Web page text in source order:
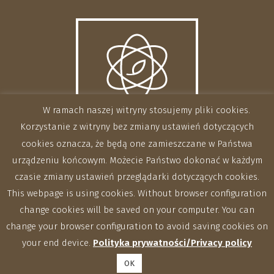
W ramach naszej witryny stosujemy pliki cookies.
Korzystanie z witryny bez zmiany ustawień dotyczących
cookies oznacza, że będą one zamieszczane w Państwa
urządzeniu końcowym. Możecie Państwo dokonać w każdym
czasie zmiany ustawień przeglądarki dotyczących cookies.
This webpage is using cookies. Without browser configuration
change cookies will be saved on your computer. You can
change your browser configuration to avoid saving cookies on
your end device. Polityka prywatności/Privacy policy
OK